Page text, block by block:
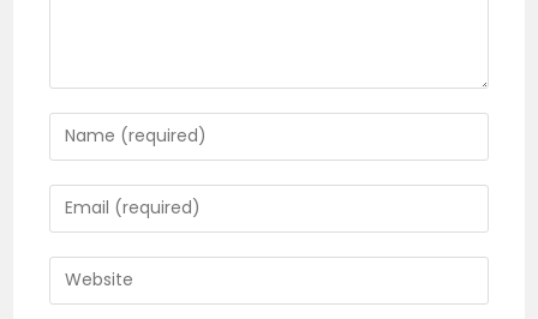
Enter
your
name
or
to
comment
Enter
your
email
address
Enter
your